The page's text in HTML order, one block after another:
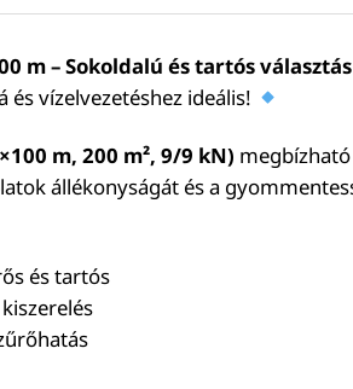
m – Sokoldalú és tartós
vízelvezetéshez ideális!
m, 200 m², 9/9 kN)
állékonyságát és a
és tartós